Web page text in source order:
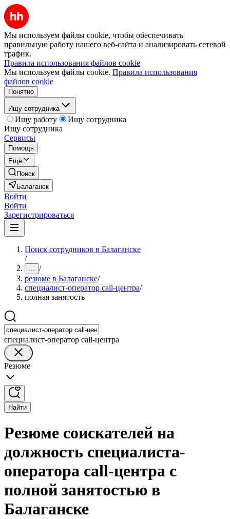
Мы используем файлы cookie, чтобы обеспечивать
правильную работу нашего веб-сайта и анализировать сетевой
трафик.
Правила использования файлов cookie
Мы используем файлы cookie. Правила использования
файлов cookie
Понятно
Ищу сотрудника
Ищу работу
Ищу сотрудника
Ищу сотрудника
Сервисы
Помощь
Ещё
Поиск
Балаганск
Войти
Войти
Зарегистрироваться
Поиск сотрудников в Балаганске
/
... /
резюме в Балаганске/
специалист-оператор call-центра/
полная занятость
специалист-оператор call-центра
Резюме
Найти
Резюме соискателей на
должность специалиста-
оператора call-центра с
полной занятостью в
Балаганске